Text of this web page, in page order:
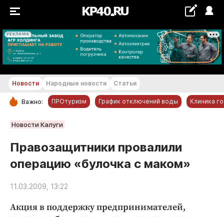
РЕКЛАМА
+28...+29 °С
РУБРИКИ
Новости компаний
Статьи
Народные новости
Новости Народные новости Статьи
Важно: ПРОтуризм График отключений воды Клиника
Новости Калуги
Правозащитники провалили
операцию «булочка с маком»
11.03.2009, 13:22
Акция в поддержку предпринимателей,